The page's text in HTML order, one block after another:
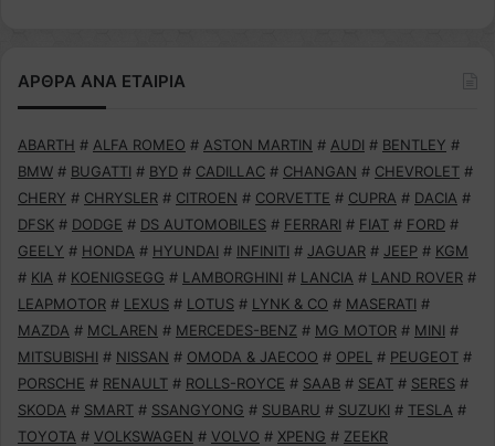
ΑΡΘΡΑ ΑΝΑ ΕΤΑΙΡΙΑ
ABARTH # ALFA ROMEO # ASTON MARTIN # AUDI # BENTLEY #
BMW # BUGATTI # BYD # CADILLAC # CHANGAN # CHEVROLET #
CHERY # CHRYSLER # CITROEN # CORVETTE # CUPRA # DACIA #
DFSK # DODGE # DS AUTOMOBILES # FERRARI # FIAT # FORD #
GEELY # HONDA # HYUNDAI # INFINITI # JAGUAR # JEEP # KGM
# KIA # KOENIGSEGG # LAMBORGHINI # LANCIA # LAND ROVER #
LEAPMOTOR # LEXUS # LOTUS # LYNK & CO # MASERATI #
MAZDA # MCLAREN # MERCEDES-BENZ # MG MOTOR # MINI #
MITSUBISHI # NISSAN # OMODA & JAECOO # OPEL # PEUGEOT #
PORSCHE # RENAULT # ROLLS-ROYCE # SAAB # SEAT # SERES #
SKODA # SMART # SSANGYONG # SUBARU # SUZUKI # TESLA #
TOYOTA # VOLKSWAGEN # VOLVO # XPENG # ZEEKR